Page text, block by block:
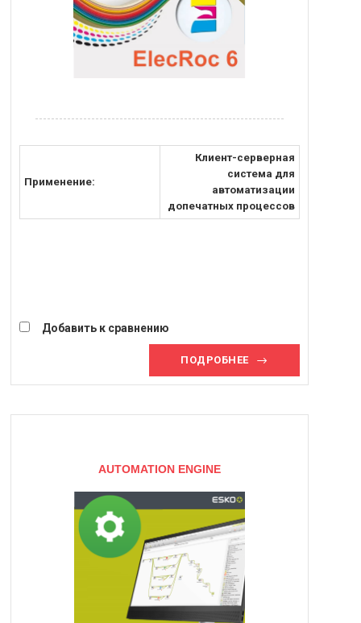
Применение:
Клиент-серверная
система для
автоматизации
допечатных процессов
Добавить к сравнению
ПОДРОБНЕЕ
AUTOMATION ENGINE